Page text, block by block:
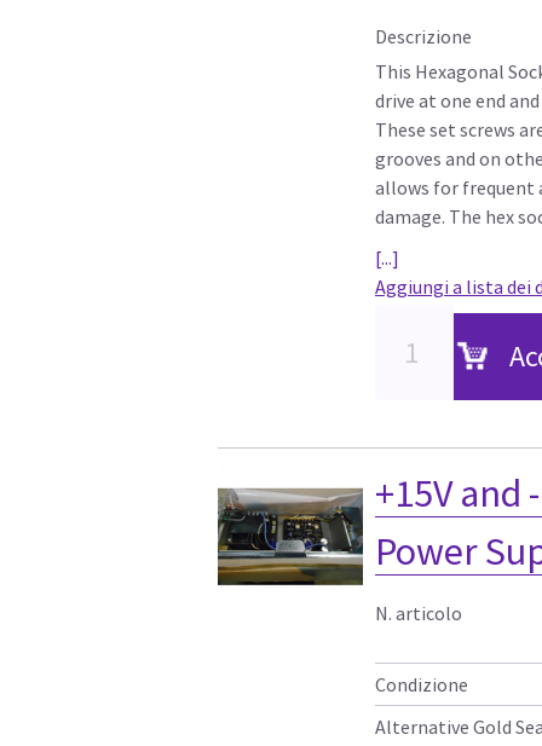
Descrizione
This Hexagonal
drive at one end
These set screws
grooves and on
allows for frequent
damage. The hex
[...]
Aggiungi a lista dei
+15V and
Power
N. articolo
Condizione
Alternative Gold